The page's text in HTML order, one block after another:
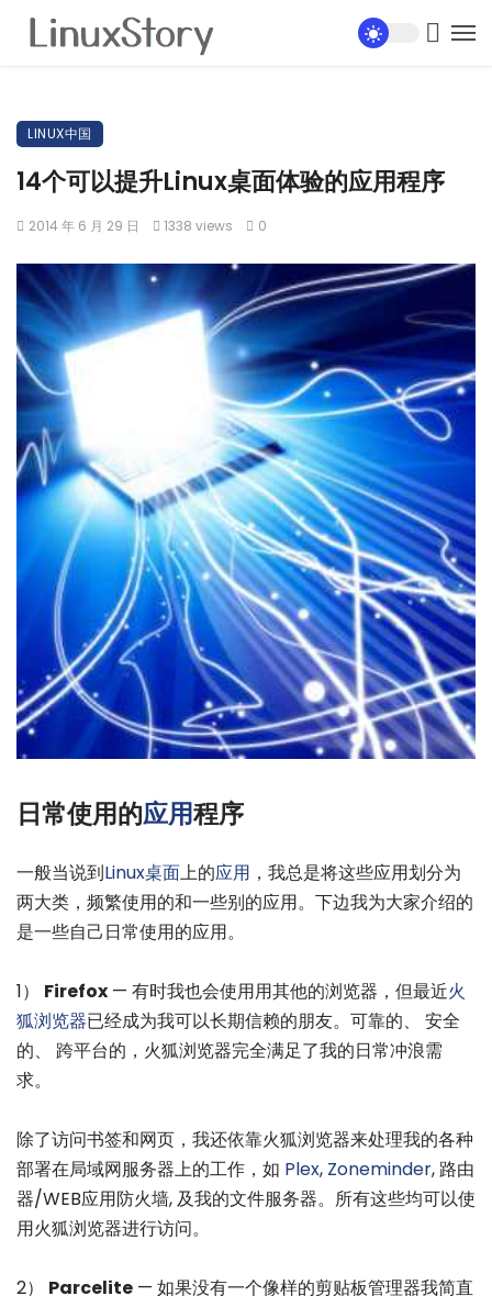
LINUX中国
14个可以提升Linux桌面体验的应用程序
2014 年 6 月 29 日 1338 views 0
日常使用的应用程序
一般当说到Linux桌面上的应用 ，我总是将这些应用划分为
两大类，频繁使用的和一些别的应用。下边我为大家介绍的
是一些自己日常使用的应用。
1） Firefox — 有时我也会使用用其他的浏览器，但最近火
狐浏览器已经成为我可以长期信赖的朋友。可靠的、 安全
的、 跨平台的，火狐浏览器完全满足了我的日常冲浪需
求。
除了访问书签和网页，我还依靠火狐浏览器来处理我的各种
部署在局域网服务器上的工作，如 Plex, Zoneminder, 路由
器/WEB应用防火墙, 及我的文件服务器。所有这些均可以使
用火狐浏览器进行访问。
2） Parcelite — 如果没有一个像样的剪贴板管理器我简直